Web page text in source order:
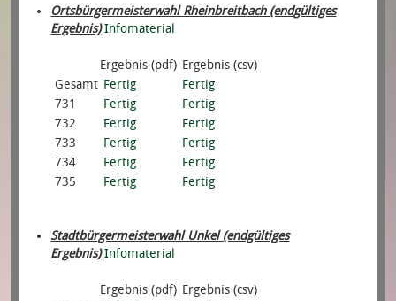
Ortsbürgermeisterwahl Rheinbreitbach (endgültiges
Ergebnis) Infomaterial
Ergebnis (pdf) Ergebnis (csv)
Gesamt Fertig
Fertig
731
Fertig
Fertig
732
Fertig
Fertig
733
Fertig
Fertig
734
Fertig
Fertig
735
Fertig Fertig
Stadtbürgermeisterwahl Unkel (endgültiges
Ergebnis) Infomaterial
Ergebnis (pdf) Ergebnis (csv)